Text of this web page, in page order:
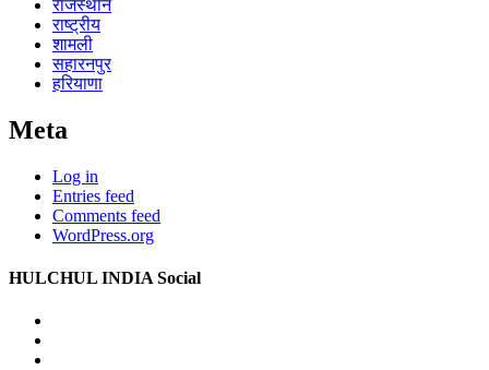
राजस्थान
राष्ट्रीय
शामली
सहारनपुर
हरियाणा
Meta
Log in
Entries feed
Comments feed
WordPress.org
HULCHUL INDIA Social